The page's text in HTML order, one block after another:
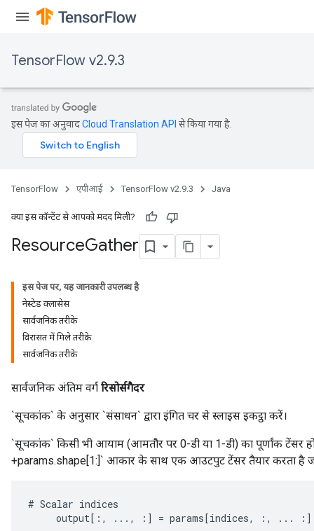
TensorFlow v2.9.3
इस पेज का अनुवादCloud Translation API से किया गया है.
TensorFlow एपीआई TensorFlow v2.9.3 Java
क्या इस कॉन्टेंट से आपको मदद मिली?
ResourceGather
इस पेज पर, यह जानकारी उपलब्ध है
नेस्टेड क्लासेस
सार्वजनिक तरीके
विरासत में मिले तरीके
सार्वजनिक तरीके
सार्वजनिक अंतिम वर्ग रिसोर्सगैदर
`सूचकांक` के अनुसार `संसाधन` द्वारा इंगित चर से स्लाइस इकट्ठा करें।
`सूचकांक` किसी भी आयाम (आमतौर पर 0-डी या 1-डी) का पूर्णांक टेंसर
+params.shape[1:]` आकार के साथ एक आउटपुट टेंसर तैयार करता है
# Scalar indices
output[ :, ..., : ] = params[indices, :, ... : ]